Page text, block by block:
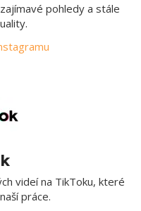
pohledy a stále
videí na TikToku, které
práce.